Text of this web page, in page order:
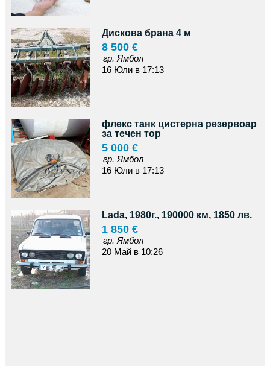
Дискова брана 4 м
8 500 €
гр. Ямбол
16 Юли в 17:13
флекс танк цистерна резервоар
за течен тор
5 000 €
гр. Ямбол
16 Юли в 17:13
Lada, 1980г., 190000 км, 1850 лв.
1 850 €
гр. Ямбол
20 Май в 10:26